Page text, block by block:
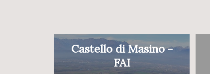
Castello di Masino -
FAI